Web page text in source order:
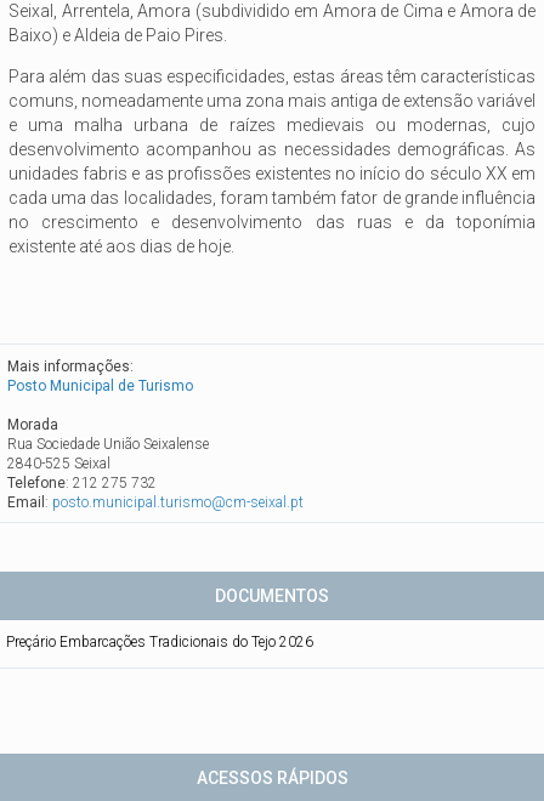
Seixal, Arrentela, Amora (subdividido em Amora de Cima e Amora de
Baixo) e Aldeia de Paio Pires.
Para além das suas especificidades, estas áreas têm características
comuns, nomeadamente uma zona mais antiga de extensão variável
e uma malha urbana de raízes medievais ou modernas, cujo
desenvolvimento acompanhou as necessidades demográficas. As
unidades fabris e as profissões existentes no início do século XX em
cada uma das localidades, foram também fator de grande influência
no crescimento e desenvolvimento das ruas e da toponímia
existente até aos dias de hoje.
Mais informações:
Posto Municipal de Turismo
Morada
Rua Sociedade União Seixalense
2840-525 Seixal
Telefone: 212 275 732
Email : posto.municipal.turismo@cm-seixal.pt
DOCUMENTOS
Preçário Embarcações Tradicionais do Tejo 2026
ACESSOS RÁPIDOS